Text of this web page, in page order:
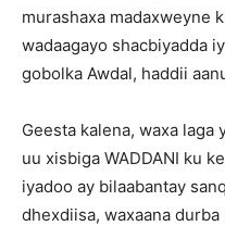
murashaxa madaxweyne
wadaagayo shacbiyadda
gobolka Awdal, haddii
Geesta kalena, waxa laga
uu xisbiga WADDANI ku
iyadoo ay bilaabantay
dhexdiisa, waxaana